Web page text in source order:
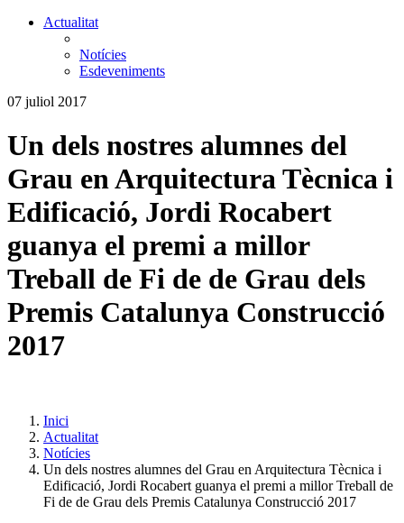
Actualitat
Notícies
Esdeveniments
07 juliol 2017
Un dels nostres alumnes del
Grau en Arquitectura Tècnica i
Edificació, Jordi Rocabert
guanya el premi a millor
Treball de Fi de de Grau dels
Premis Catalunya Construcció
2017
Inici
Actualitat
Notícies
Un dels nostres alumnes del Grau en Arquitectura Tècnica i
Edificació, Jordi Rocabert guanya el premi a millor Treball de
Fi de de Grau dels Premis Catalunya Construcció 2017